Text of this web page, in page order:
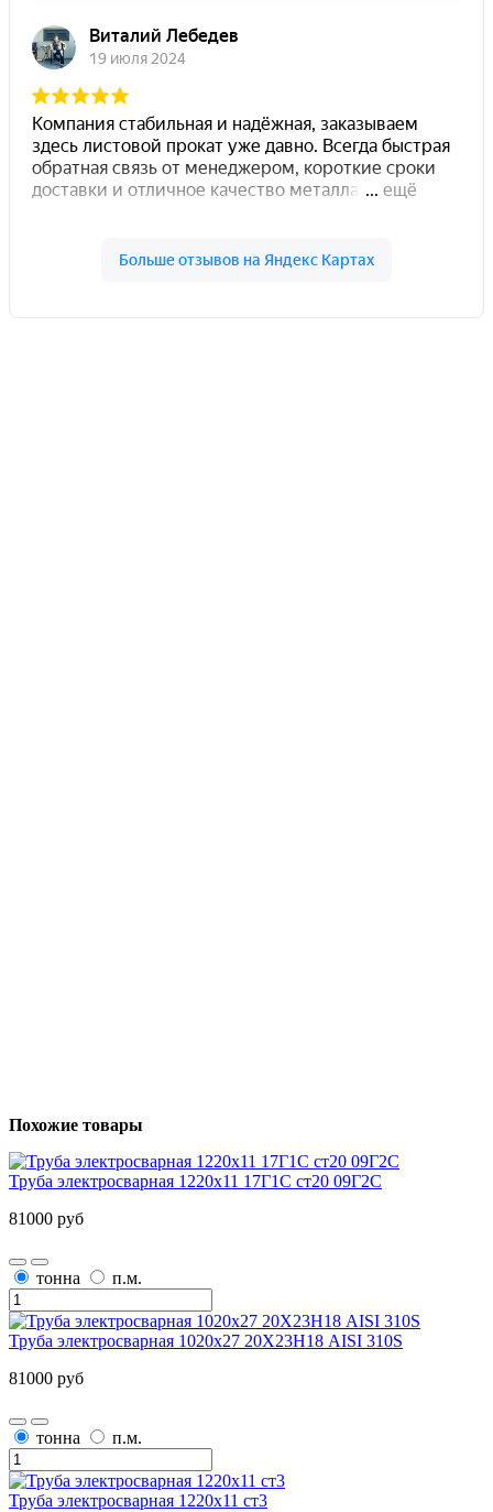
Похожие товары
Труба электросварная 1220х11 17Г1С ст20 09Г2С
81000 руб
тонна п.м.
Труба электросварная 1020х27 20Х23Н18 AISI 310S
81000 руб
тонна п.м.
Труба электросварная 1220х11 ст3